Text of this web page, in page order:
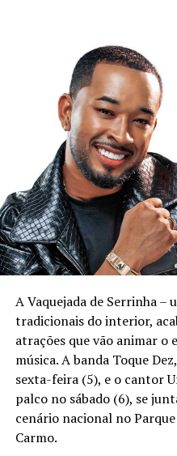
A Vaquejada de Serrinha –
tradicionais do interior,
atrações que vão animar o
música. A banda Toque
sexta-feira (5), e o cantor
palco no sábado (6), se
cenário nacional no
Carmo.